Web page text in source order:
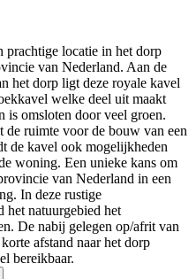
locatie in het dorp
van Nederland. Aan de
het dorp ligt deze royale kavel
welke deel uit maakt
is omsloten door veel groen.
de ruimte voor de bouw van een
de kavel ook mogelijkheden
woning. Een unieke kans om
van Nederland in een
In deze rustige
het natuurgebied het
De nabij gelegen op/afrit van
afstand naar het dorp
bereikbaar.